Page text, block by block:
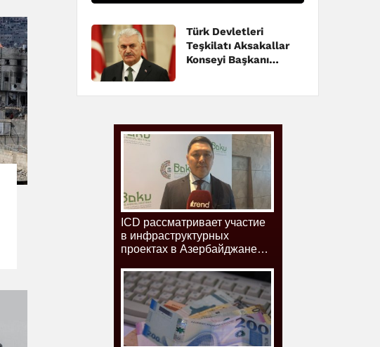
Türk Devletleri
Teşkilatı Aksakallar
Konseyi Başkanı